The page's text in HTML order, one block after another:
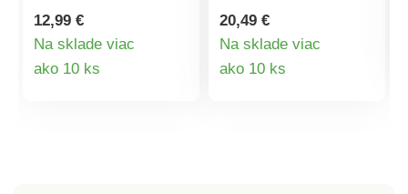
motívom. Uprostred
každého ručne
maľovaného kvetu je
umiestnený trblietavý
12,99 €
Na sklade viac
ako 10 ks
v skle a zalievajú
všetko teplým
zlatistým svetlom
sviečok. Diaľkové
20,49 €
Na sklade viac
ako 10 ks